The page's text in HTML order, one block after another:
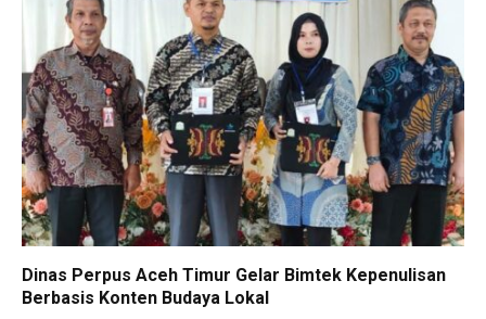
Dinas Perpus Aceh Timur Gelar Bimtek Kepenulisan
Berbasis Konten Budaya Lokal